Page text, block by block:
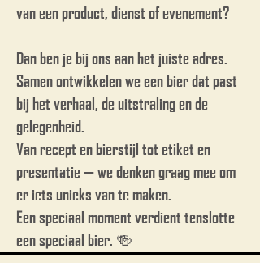
van een product, dienst of evenement?
Dan ben je bij ons aan het juiste adres.
Samen ontwikkelen we een bier dat past
bij het verhaal, de uitstraling en de
gelegenheid.
Van recept en bierstijl tot etiket en
presentatie — we denken graag mee om
er iets unieks van te maken.
Een speciaal moment verdient tenslotte
een speciaal bier. 🍻